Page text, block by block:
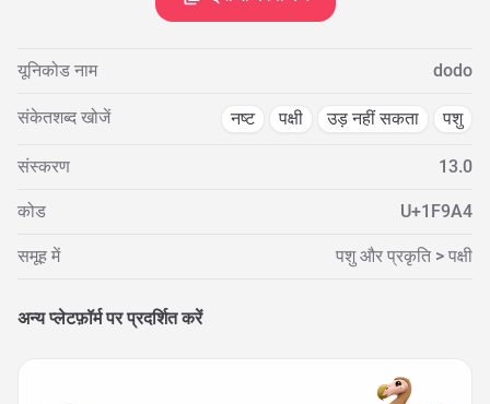
यूनिकोड नाम dodo
संकेतशब्द खोजें नष्ट पक्षी उड़ नहीं सकता पशु
संस्करण 13.0
कोड U+1F9A4
समूह में पशु और प्रकृति > पक्षी
अन्य प्लेटफ़ॉर्म पर प्रदर्शित करें